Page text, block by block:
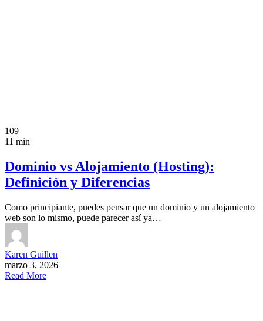
109
11 min
Dominio vs Alojamiento (Hosting):
Definición y Diferencias
Como principiante, puedes pensar que un dominio y un alojamiento
web son lo mismo, puede parecer así ya…
Karen Guillen
marzo 3, 2026
Read More